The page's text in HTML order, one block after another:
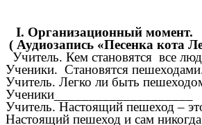
I. Организационный момент.
( Аудиозапись «Песенка кота
Учитель. Кем становятся все
Ученики. Становятся
Учитель. Легко ли быть
Ученики____________________
Учитель. Настоящий пешеход –
Настоящий пешеход и сам